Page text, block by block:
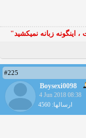
زبانه نميكشيد"
#225
Boysexi0098
4 Jun 2018 08:38
ارسالها: 4560